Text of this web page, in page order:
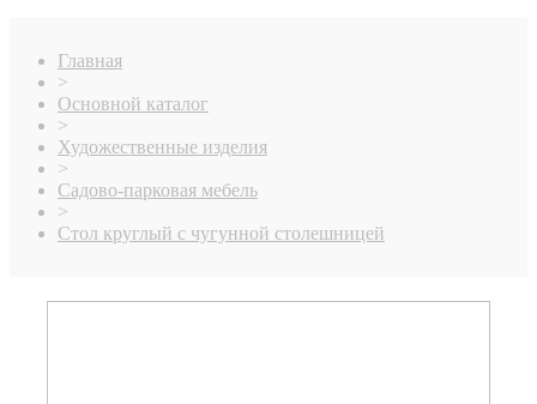
Главная
>
Основной каталог
>
Художественные изделия
>
Садово-парковая мебель
>
Стол круглый с чугунной столешницей